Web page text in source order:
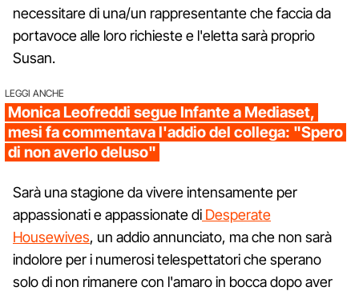
necessitare di una/un rappresentante che faccia da
portavoce alle loro richieste e l'eletta sarà proprio
Susan.
LEGGI ANCHE
Monica Leofreddi segue Infante a Mediaset,
mesi fa commentava l'addio del collega: "Spero
di non averlo deluso"
Sarà una stagione da vivere intensamente per
appassionati e appassionate di Desperate
Housewives, un addio annunciato, ma che non sarà
indolore per i numerosi telespettatori che sperano
solo di non rimanere con l'amaro in bocca dopo aver